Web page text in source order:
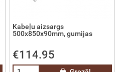
Kabeļu aizsargs
500х850х90mm, gumijas
€114.95